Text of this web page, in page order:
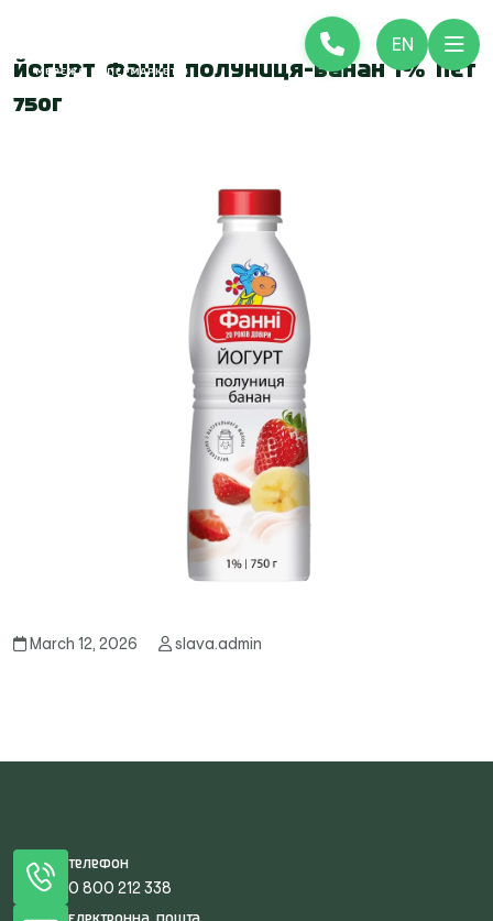
EN
Йогурт Фанні полуниця-банан 1% ПЕТ
750г
March 12, 2026 slava.admin
Телефон
0 800 212 338